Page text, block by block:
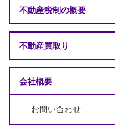
不動産税制の概要
不動産買取り
会社概要
お問い合わせ